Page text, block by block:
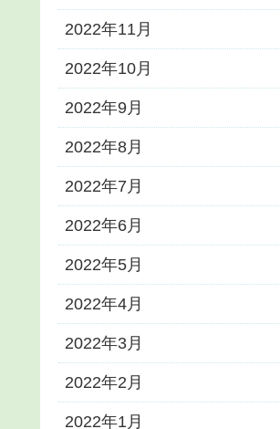
2022年11月
2022年10月
2022年9月
2022年8月
2022年7月
2022年6月
2022年5月
2022年4月
2022年3月
2022年2月
2022年1月